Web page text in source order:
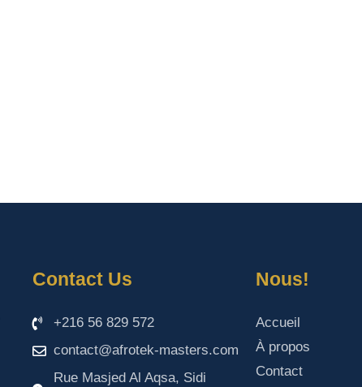
Contact Us
+216 56 829 572
contact@afrotek-masters.com
Rue Masjed Al Aqsa, Sidi
Nous!
Accueil
À propos
Contact